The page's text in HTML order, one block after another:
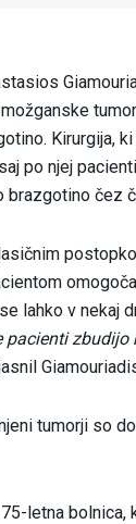
Kirurgija,
po njej
brazgotino čez
lahko v nekaj
pacienti zbudijo
tumorji so
letna